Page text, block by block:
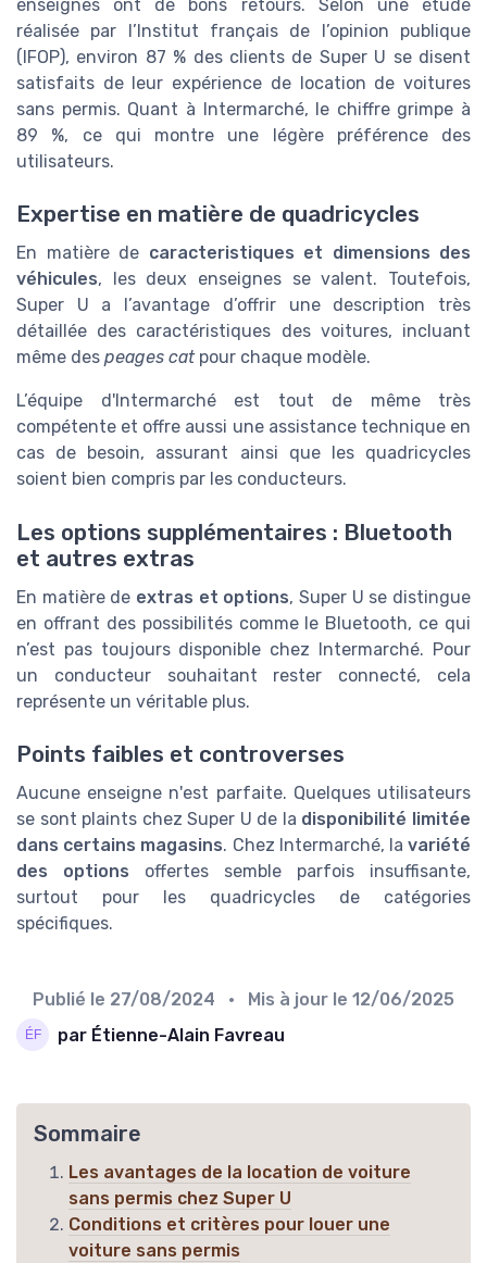
enseignes ont de bons retours. Selon une étude
réalisée par l’Institut français de l’opinion publique
(IFOP), environ 87 % des clients de Super U se disent
satisfaits de leur expérience de location de voitures
sans permis. Quant à Intermarché, le chiffre grimpe à
89 %, ce qui montre une légère préférence des
utilisateurs.
Expertise en matière de quadricycles
En matière de caracteristiques et dimensions des
véhicules, les deux enseignes se valent. Toutefois,
Super U a l’avantage d’offrir une description très
détaillée des caractéristiques des voitures, incluant
même des peages catpour chaque modèle.
L’équipe d'Intermarché est tout de même très
compétente et offre aussi une assistance technique en
cas de besoin, assurant ainsi que les quadricycles
soient bien compris par les conducteurs.
Les options supplémentaires : Bluetooth
et autres extras
En matière de extras et options, Super U se distingue
en offrant des possibilités comme le Bluetooth, ce qui
n’est pas toujours disponible chez Intermarché. Pour
un conducteur souhaitant rester connecté, cela
représente un véritable plus.
Points faibles et controverses
Aucune enseigne n'est parfaite. Quelques utilisateurs
se sont plaints chez Super U de la disponibilité limitée
dans certains magasins. Chez Intermarché, lavariété
des options offertes semble parfois insuffisante,
surtout pour les quadricycles de catégories
spécifiques.
Publié le 27/08/2024 • Mis à jour le 12/06/2025
par Étienne-Alain Favreau
Sommaire
Les avantages de la location de voiture
sans permis chez Super U
Conditions et critères pour louer une
voiture sans permis